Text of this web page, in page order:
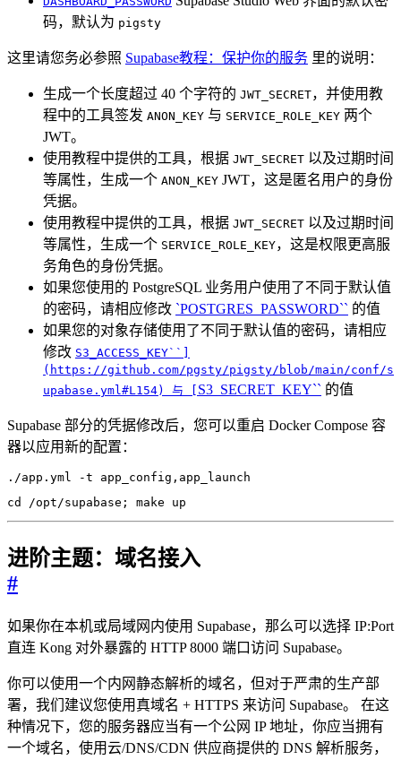
码，默认为 pigsty
这里请您务必参照 Supabase教程：保护你的服务 里的说明：
生成一个长度超过 40 个字符的 JWT_SECRET，并使用教
程中的工具签发 ANON_KEY 与 SERVICE_ROLE_KEY 两个
JWT。
使用教程中提供的工具，根据 JWT_SECRET 以及过期时间
等属性，生成一个 ANON_KEY JWT，这是匿名用户的身份
凭据。
使用教程中提供的工具，根据 JWT_SECRET 以及过期时间
等属性，生成一个 SERVICE_ROLE_KEY，这是权限更高服
务角色的身份凭据。
如果您使用的 PostgreSQL 业务用户使用了不同于默认值
的密码，请相应修改 `POSTGRES_PASSWORD`` 的值
如果您的对象存储使用了不同于默认值的密码，请相应
修改 S3_ACCESS_KEY``]
(https://github.com/pgsty/pigsty/blob/main/conf/s
upabase.yml#L154) 与 [ S3_SECRET_KEY`` 的值
Supabase 部分的凭据修改后，您可以重启 Docker Compose 容
器以应用新的配置：
./app.yml -t app_config,app_launch
cd
/opt/supabase ; make up
进阶主题：域名接入
#
如果你在本机或局域网内使用 Supabase，那么可以选择 IP:Port
直连 Kong 对外暴露的 HTTP 8000 端口访问 Supabase。
你可以使用一个内网静态解析的域名，但对于严肃的生产部
署，我们建议您使用真域名 + HTTPS 来访问 Supabase。 在这
种情况下，您的服务器应当有一个公网 IP 地址，你应当拥有
一个域名，使用云/DNS/CDN 供应商提供的 DNS 解析服务，